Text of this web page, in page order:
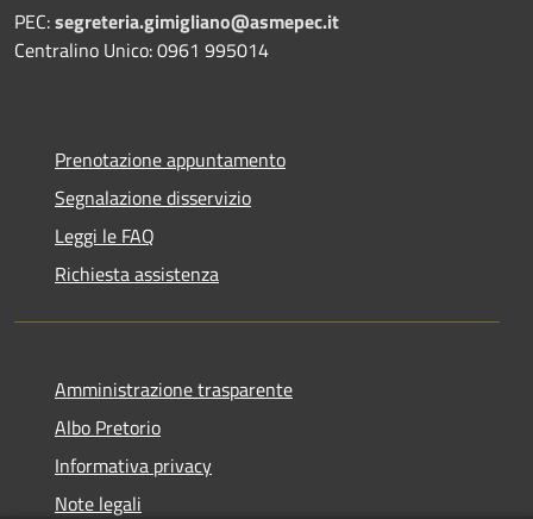
PEC:segreteria.gimigliano@asmepec.it
Centralino Unico: 0961 995014
Prenotazione appuntamento
Segnalazione disservizio
Leggi le FAQ
Richiesta assistenza
Amministrazione trasparente
Albo Pretorio
Informativa privacy
Note legali